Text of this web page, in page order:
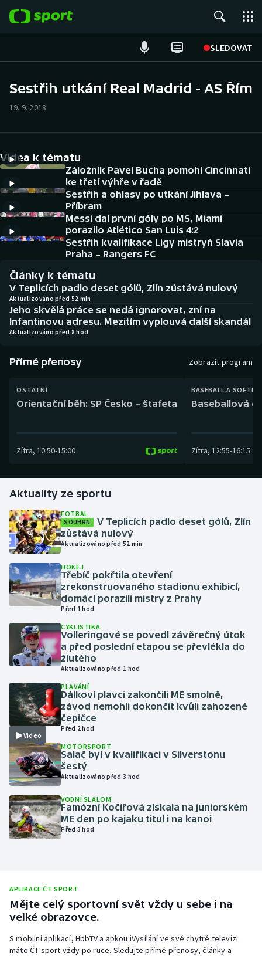
SLEDOVAT
Hokej
Tenis
Atletika
Cyklistika
DALŠÍ SPORTY
Americký fotbal
Baseball a softbal
Basketbal
Biatlon
Boby a skeleton
Futsal
Golf
Gymnastika
Házená
Jezdectví
Judo
Krasobruslení
Lezení
Lyže a snowboard
Moderní pětiboj
Motorsport
Olympijské hry
Parasport
Plážový volejbal
Ragby
Rychlobruslení
NEPŘEHLÉDNĚTE
Soutěže
Historické návraty
Aplikace ČT sport
AZ kvíz
Sestřih utkání Real Madrid - AS Řím
19. 9. 2018
Videa k tématu
Záložník Pavel Bucha pomohl Cincinnati
ke třetí výhře v řadě
Sestřih a ohlasy po utkání Jihlava –
Příbram
Messi dal první góly po MS, Miami
porazilo Atlético San Luis 4:2
Sestřih kvalifikace Ligy mistryň Slavia
Praha – Rangers FC
Články k tématu
V Teplicích padlo deset gólů, Zlín zůstává nulový
Aktualizováno před 52 min
Jeho skvělá práce se nedá ignorovat, zní na
Infantinovu adresu. Mezitím vyplouvá další skandál
Aktualizováno před 8 hod
Přímé přenosy Zobrazit program
OSTATNÍ
Orientační běh: SP Česko – štafeta
Zítra, 10:50-15:00
BASEBALL A
Baseballová
Zítra, 12:55-16:15
Aktuality ze sportu
FOTBAL
SOUHRN
V Teplicích padlo deset gólů, Zlín
zůstává nulový
Aktualizováno před 52 min
HOKEJ
Třebíč pokřtila otevření
zrekonstruovaného stadionu exhibicí,
domácí porazili mistry z Prahy
Před 1 hod
CYKLISTIKA
Volleringové se povedl závěrečný útok
a před poslední etapou se převlékla do
žlutého
Aktualizováno před 1 hod
Video
PLAVÁNÍ
Dálkoví plavci zakončili ME smolně,
závod nemohli dokončit kvůli zahozené
čepičce
Před 2 hod
MOTORSPORT
Salač byl v kvalifikaci v Silverstonu
šestý
Aktualizováno před 3 hod
VODNÍ SLALOM
Famózní Kočířová získala na juniorském
ME den po kajaku titul i na kanoi
Před 3 hod
APLIKACE ČT SPORT
Mějte celý sportovní svět vždy u sebe i na
velké obrazovce.
S mobilní aplikací, HbbTV a apkou iVysílání ve své chytré televizi
máte ČT sport vždy po ruce. Sledujte přímé přenosy, články a